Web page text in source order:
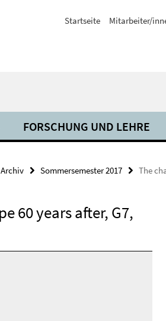
Startseite Mitarbeiter/
FORSCHUNG UND LEHRE
Sommersemester 2017 The
60 years after, G7,